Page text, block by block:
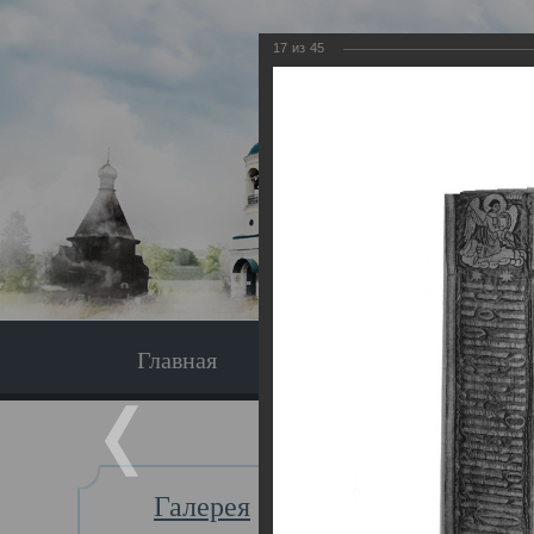
Главная
Галерея
Главная
17 из 45